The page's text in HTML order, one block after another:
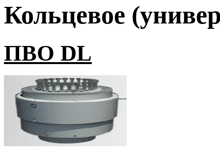
Кольцевое
ПВО DL